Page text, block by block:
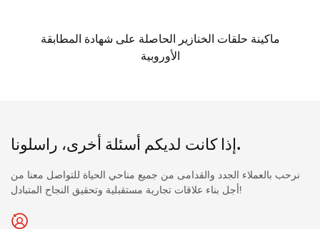
ماكينة حلقات الخنازير الحاصلة على شهادة المطابقة
الأوروبية
إذا كانت لديكم أسئلة أخرى، راسلونا.
نرحب بالعملاء الجدد والقدامى من جميع مناحي الحياة للتواصل معنا من
أجل بناء علاقات تجارية مستقبلية وتحقيق النجاح المتبادل!